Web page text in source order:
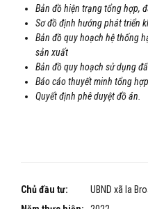
Bản đồ hiện trạng tổng hợp,
Sơ đồ định hướng phát triển
Bản đồ quy hoạch hệ thống
sản xuất
Bản đồ quy hoạch sử dụng
Báo cáo thuyết minh tổng hợp
Quyết định phê duyệt đồ án.
Chủ đầu tư:
UBND xã Ia